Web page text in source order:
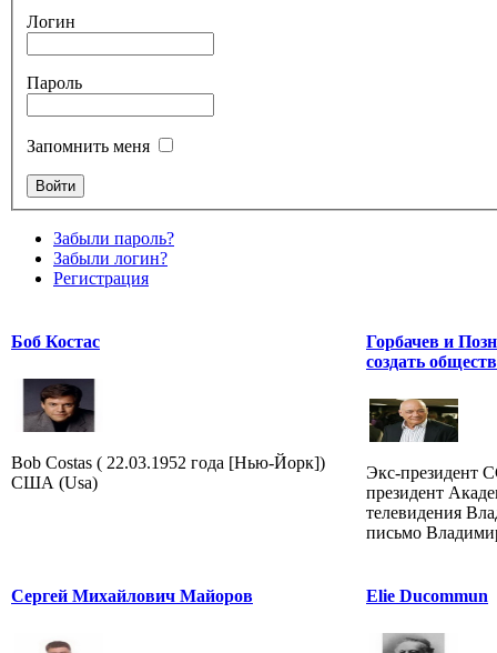
Логин
Пароль
Запомнить меня
Забыли пароль?
Забыли логин?
Регистрация
Боб Костас
Bob Costas ( 22.03.1952 года [Нью-Йорк])
США (Usa)
Горбачев и
создать
Экс-президент
президент
телевидения
письмо
Сергей Михайлович Майоров Elie Ducommun